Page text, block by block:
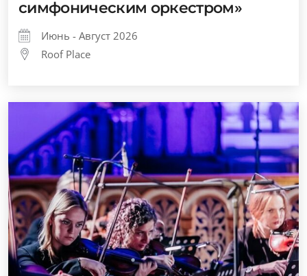
симфоническим оркестром»
Июнь - Август 2026
Roof Place